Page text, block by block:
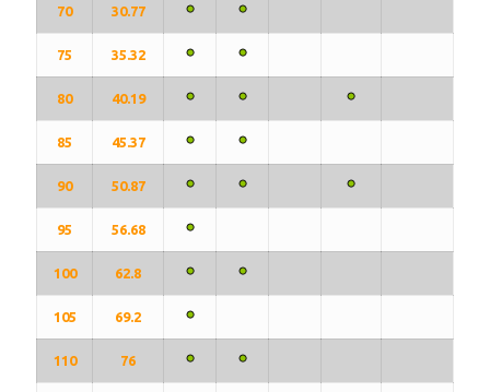
70 30.77
75 35.32
80 40.19
85 45.37
90 50.87
95 56.68
100 62.8
105 69.2
110 76